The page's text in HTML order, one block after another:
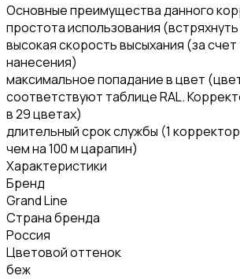
Основные преимущества данного
простота использования
высокая скорость высыхания (за
нанесения)
максимальное попадание в цвет
соответствуют таблице RAL.
в 29 цветах)
длительный срок службы (1
чем на 100 м царапин)
Характеристики
Бренд
Grand Line
Страна бренда
Россия
Цветовой оттенок
беж